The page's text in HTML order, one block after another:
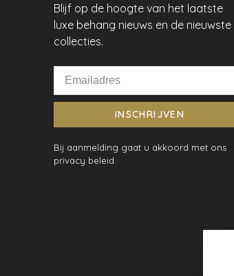
Blijf op de hoogte van het laatste
luxe behang nieuws en de nieuwste
collecties.
INSCHRIJVEN
Bij aanmelding gaat u akkoord met ons
privacy beleid.